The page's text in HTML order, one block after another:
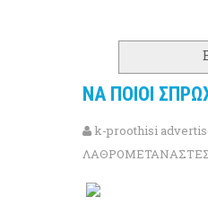
ΝΑ ΠΟΙΟΙ
k-proothisi